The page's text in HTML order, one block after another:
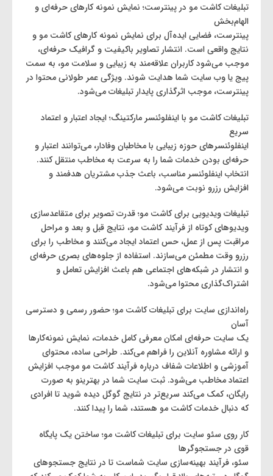
تبلیغات کاشت مو در پینترست؛ نمایش نمونه کارهای حرفه‌ای و
الهام‌بخش
پینترست، فضایی ایده‌آل برای نمایش نمونه کارهای کاشت مو و
نتایج واقعی است. انتشار تصاویر باکیفیت و گرافیک حرفه‌ای،
موجب می‌شود کاربران علاقه‌مند به زیبایی و سلامت مو، به سمت
پیج یا وب‌ سایت شما هدایت شوند. ویژگی عمر طولانی محتوا در
پینترست، موجب اثرگذاری پایدار تبلیغات می‌شود.
تبلیغات کاشت مو با اینفلوئنسر مارکتینگ؛ ایجاد اعتبار و اعتماد
سریع
اینفلوئنسرهای حوزه زیبایی با مخاطبان وفادار، می‌توانند اعتبار و
حرفه‌ای بودن خدمات شما را به سرعت به مخاطب منتقل کنند.
انتخاب اینفلوئنسر مناسب، باعث جذب مشتریان هدفمند و
افزایش رزرو نوبت می‌شود.
تبلیغات ویدیویی برای کاشت مو؛ قدرت تصویر برای متقاعدسازی
ویدیوهای کوتاه از فرآیند کاشت مو، نتایج قبل و بعد و مراحل
مراقبت پس از عمل، حس اعتماد ایجاد می‌کنند و مخاطب را برای
رزرو وقت مطمئن می‌سازند. استفاده از جلوه‌های بصری حرفه‌ای
و انتشار در شبکه‌های اجتماعی هم باعث افزایش تعامل و
اشتراک‌گذاری محتوا می‌شود.
راه‌اندازی سایت برای تبلیغات کاشت مو؛ حضور رسمی و دسترسی
آسان
یک سایت حرفه‌ای امکان معرفی کامل خدمات، نمایش نمونه‌کارها
و ارائه مشاوره آنلاین را فراهم می‌کند. طراحی ساده، محتوای
آموزشی و اطلاعات شفاف درباره فرآیند کاشت مو موجب افزایش
اعتماد مخاطب می‌شود. ثبت سایت شما در بهترینو به صورت
رایگان، کمک می‌کند سریع‌تر در نتایج گوگل دیده شوید تا افرادی
که دنبال خدمات کاشت مو هستند، شما را پیدا کنند.
کار روی سئو سایت برای تبلیغات کاشت مو؛ ساختن یک پایگاه
قوی در جستجوگرها
سئو، فرآیند بهینه‌سازی سایت شماست تا در نتایج جستجوهای